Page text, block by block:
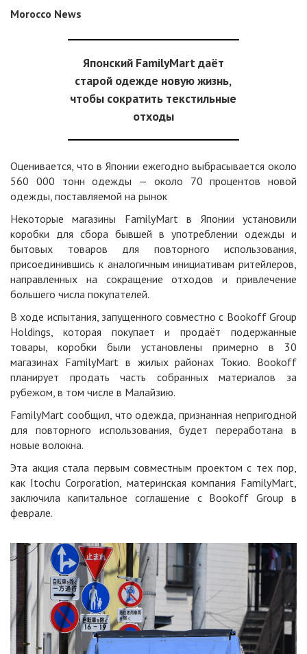
Morocco News
Японский FamilyMart даёт
старой одежде новую жизнь,
чтобы сократить текстильные
отходы
Оценивается, что в Японии ежегодно выбрасывается около
560 000 тонн одежды — около 70 процентов новой
одежды, поставляемой на рынок
Некоторые магазины FamilyMart в Японии установили
коробки для сбора бывшей в употреблении одежды и
бытовых товаров для повторного использования,
присоединившись к аналогичным инициативам ритейлеров,
направленных на сокращение отходов и привлечение
большего числа покупателей.
В ходе испытания, запущенного совместно с Bookoff Group
Holdings, которая покупает и продаёт подержанные
товары, коробки были установлены примерно в 30
магазинах FamilyMart в жилых районах Токио. Bookoff
планирует продать часть собранных материалов за
рубежом, в том числе в Малайзию.
FamilyMart сообщил, что одежда, признанная непригодной
для повторного использования, будет переработана в
новые волокна.
Эта акция стала первым совместным проектом с тех пор,
как Itochu Corporation, материнская компания FamilyMart,
заключила капитальное соглашение с Bookoff Group в
феврале.